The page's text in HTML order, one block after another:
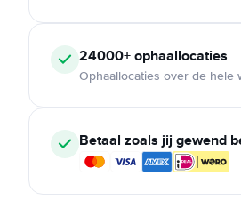
24000+ophaallocaties
Ophaallocaties over de hele
Betaal zoals jij gewend